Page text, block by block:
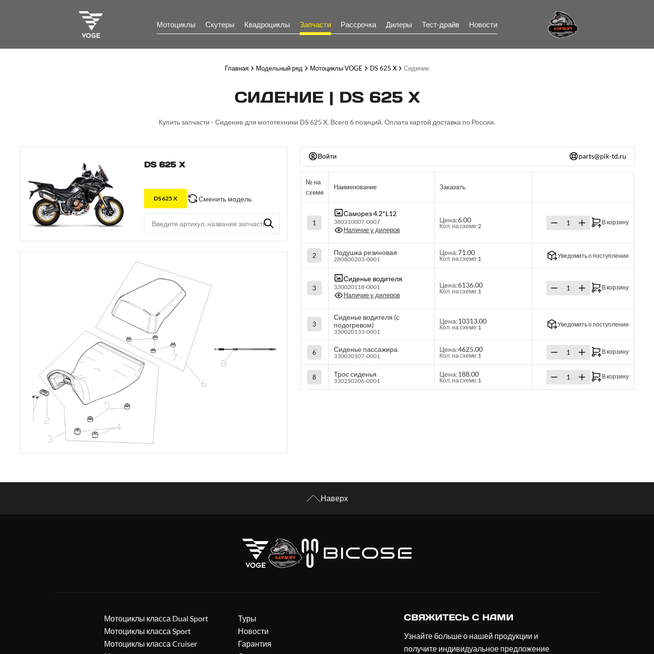
Мотоциклы Скутеры Квадроциклы Запчасти Рассрочка Дилеры Тест-драйв Новости
Главная Модельный ряд Мотоциклы VOGE DS 625 X Сидение
СИДЕНИЕ | DS 625 X
Купить запчасти - Сидение для мототехники DS 625 X. Всего 6 позиций. Оплата картой доставка по России.
DS 625 X
DS 625 X Сменить модель
Войти parts@pik-td.ru
№ на
схеме
Наименование Заказать
1
Саморез 4.2*L12
380310007-0007
Наличие у дилеров
Цена:6.00
Кол. на схеме:2
В корзину
2 Подушка резиновая
280800203-0001
Цена:71.00
Кол. на схеме:1 Уведомить о поступлении
3
Сиденье водителя
330020118-0001
Наличие у дилеров
Цена:6136.00
Кол. на схеме:1
В корзину
3
Сиденье водителя (с
подогревом)
330020133-0001
Цена:10313.00
Кол. на схеме:1 Уведомить о поступлении
6 Сиденье пассажира
330030107-0001
Цена:4625.00
Кол. на схеме:1
В корзину
8 Трос сиденья
330250206-0001
Цена:188.00
Кол. на схеме:1
В корзину
Наверх
Мотоциклы класса Dual Sport
Мотоциклы класса Sport
Мотоциклы класса Cruiser
Туры
Новости
Гарантия
СВЯЖИТЕСЬ С НАМИ
Узнайте больше о нашей продукции и
получите индивидуальное предложение